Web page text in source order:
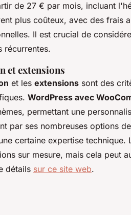
de 27 € par mois, incluant
plus coûteux, avec des frais
Il est crucial de
récurrentes.
et extensions
et les extensions sont des
WordPress avec
permettant une
par ses nombreuses options
certaine expertise
sur mesure, mais cela peut
détails sur ce site web.